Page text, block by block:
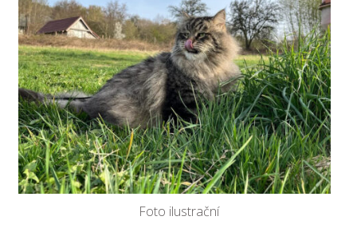
Foto ilustrační